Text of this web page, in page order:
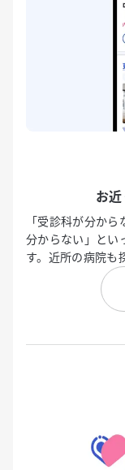
お
「受診科が分か
分からない」とい
す。近所の病院も